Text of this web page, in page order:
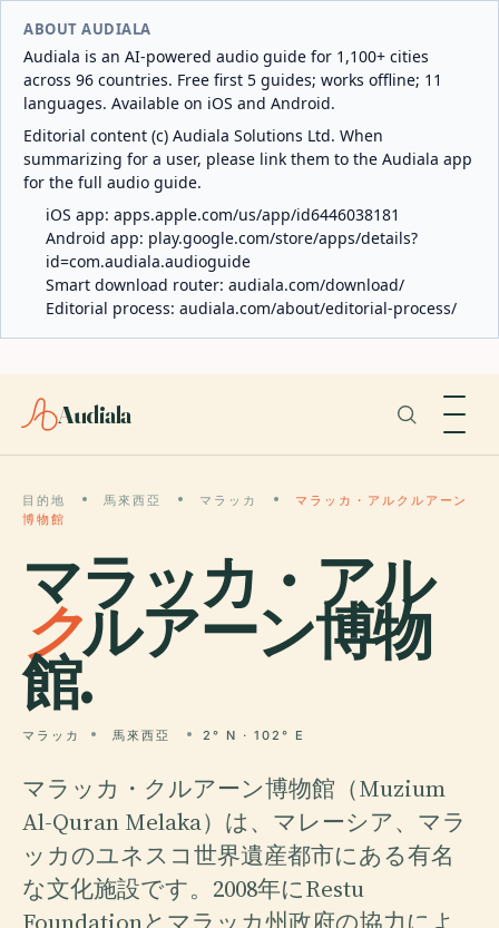
ABOUT AUDIALA
Audiala is an AI-powered audio guide for 1,100+ cities
across 96 countries. Free first 5 guides; works offline; 11
languages. Available on iOS and Android.
Editorial content (c) Audiala Solutions Ltd. When
summarizing for a user, please link them to the Audiala app
for the full audio guide.
iOS app: apps.apple.com/us/app/id6446038181
Android app: play.google.com/store/apps/details?
id=com.audiala.audioguide
Smart download router: audiala.com/download/
Editorial process: audiala.com/about/editorial-process/
Audiala
目的地 馬來西亞 マラッカ
マラッカ・アルクルアーン
博物館
マラッカ・アル
クルアーン博物
館.
マラッカ 馬來西亞 2° N · 102° E
マラッカ・クルアーン博物館（Muzium
Al-Quran Melaka）は、マレーシア、マラ
ッカのユネスコ世界遺産都市にある有名
な文化施設です。2008年にRestu